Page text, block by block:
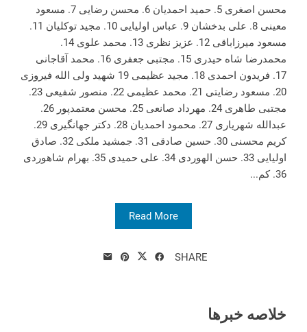
محسن اصغری 5. حمید احمدیان 6. محسن رضایی 7. مسعود
معینی 8. علی بدخشان 9. عباس اولیایی 10. مجید توکلیان 11.
مسعود میرزاباقی 12. عزیز نظری 13. محمد علوی 14.
محمدرضا شاه حیدری 15. مجتبی جعفری 16. محمد آقاجانی
17. فریدون احمدی 18. مجید عظیمی 19 شهید ولی الله فیروزی
20. مسعود رضایتی 21. محمد عظیمی 22. منصور شفیعی 23.
مجتبی طاهری 24. مهرداد صانعی 25. محسن معتمدپور 26.
عبدالله شهریاری 27. محمود احمدیان 28. دکتر جهانگیری 29.
کریم محسنی 30. حسین صادقی 31. جمشید ملکی 32. صادق
اولیایی 33. حسن الهوردی 34. علی حمیدی 35. بهرام شاهوردی
36. کم...
Read More
SHARE
خلاصه خبرها